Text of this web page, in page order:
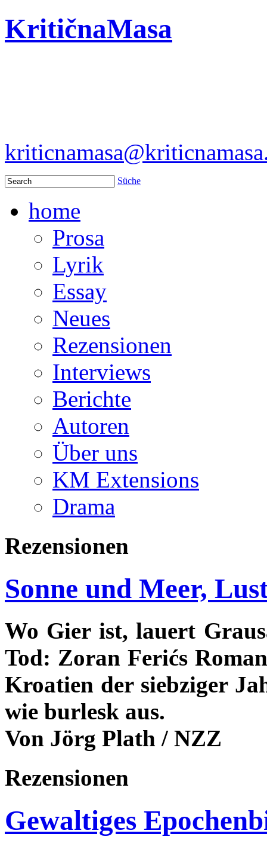
KritičnaMasa
Süche
home
Prosa
Lyrik
Essay
Neues
Rezensionen
Interviews
Berichte
Autoren
Über uns
KM Extensions
Drama
Rezensionen
Sonne und Meer,
Wo Gier ist, lauert
Tod: Zoran Ferićs
Kroatien der siebziger
wie burlesk aus.
Von Jörg Plath / NZZ
Rezensionen
Gewaltiges